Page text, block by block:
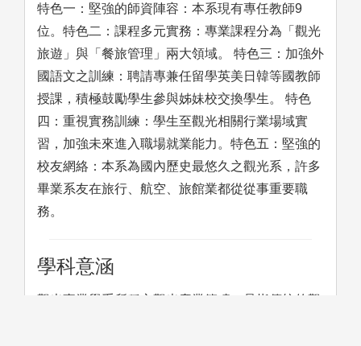
特色一：堅強的師資陣容：本系現有專任教師9
位。特色二：課程多元實務：專業課程分為「觀光
旅遊」與「餐旅管理」兩大領域。 特色三：加強外
國語文之訓練：聘請專兼任留學英美日韓等國教師
授課，積極鼓勵學生參與姊妹校交換學生。 特色
四：重視實務訓練：學生至觀光相關行業場域實
習，加強未來進入職場就業能力。特色五：堅強的
校友網絡：本系為國內歷史最悠久之觀光系，許多
畢業系友在旅行、航空、旅館業都從從事重要職
務。
學科意涵
觀光事業學系所稱之觀光產業範疇，是指傳統的觀